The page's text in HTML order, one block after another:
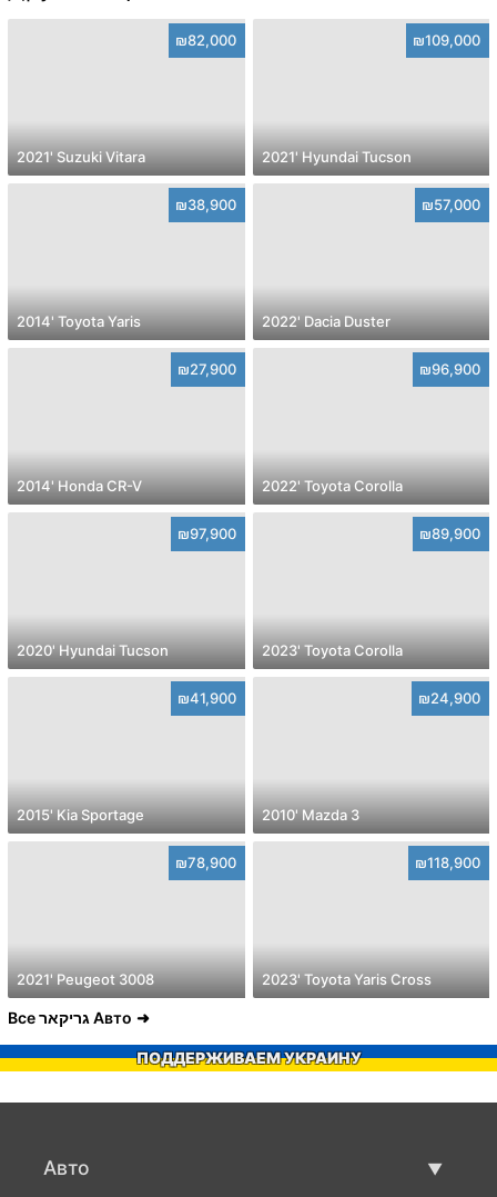
₪82,000
2021' Suzuki Vitara
₪109,000
2021' Hyundai Tucson
₪38,900
2014' Toyota Yaris
₪57,000
2022' Dacia Duster
₪27,900
2014' Honda CR-V
₪96,900
2022' Toyota Corolla
₪97,900
2020' Hyundai Tucson
₪89,900
2023' Toyota Corolla
₪41,900
2015' Kia Sportage
₪24,900
2010' Mazda 3
₪78,900
2021' Peugeot 3008
₪118,900
2023' Toyota Yaris Cross
Все גריקאר Авто
ПОДДЕРЖИВАЕМ УКРАИНУ
Авто